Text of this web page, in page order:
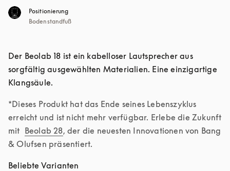
Positionierung
Bodenstandfuß
Der Beolab 18 ist ein kabelloser Lautsprecher aus
sorgfältig ausgewählten Materialien. Eine einzigartige
Klangsäule.
*Dieses Produkt hat das Ende seines Lebenszyklus
erreicht und ist nicht mehr verfügbar. Erlebe die Zukunft
mit Beolab 28, der die neuesten Innovationen von Bang
& Olufsen präsentiert.
Beliebte Varianten